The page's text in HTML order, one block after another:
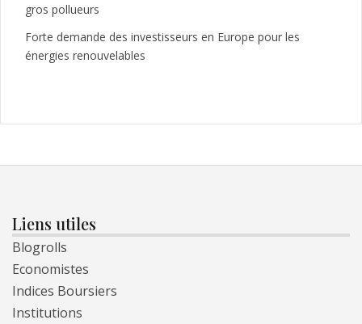
gros pollueurs
Forte demande des investisseurs en Europe pour les
énergies renouvelables
Liens utiles
Blogrolls
Economistes
Indices Boursiers
Institutions